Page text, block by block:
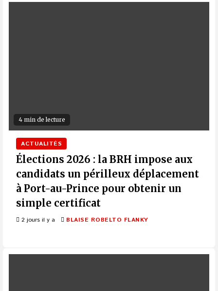
4 min de lecture
ACTUALITÉS
Élections 2026 : la BRH impose aux
candidats un périlleux déplacement
à Port-au-Prince pour obtenir un
simple certificat
2 jours il y a BLAISE ROBELTO FLANKY